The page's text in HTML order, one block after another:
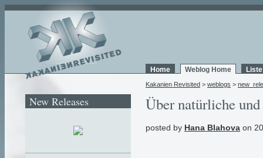
Home Weblog Home
Kakanien Revisited > weblogs >
Über natürliche
posted by Hana Blahova on
New Releases